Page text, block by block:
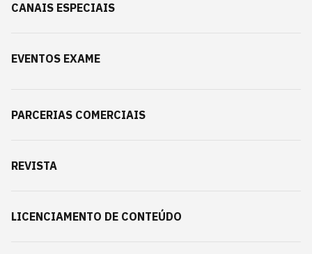
CANAIS ESPECIAIS
EVENTOS EXAME
PARCERIAS COMERCIAIS
REVISTA
LICENCIAMENTO DE CONTEÚDO